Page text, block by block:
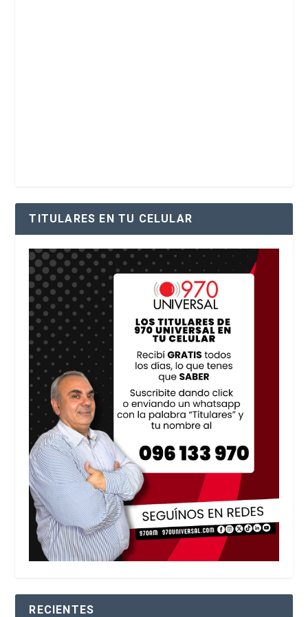
TITULARES EN TU CELULAR
RECIENTES